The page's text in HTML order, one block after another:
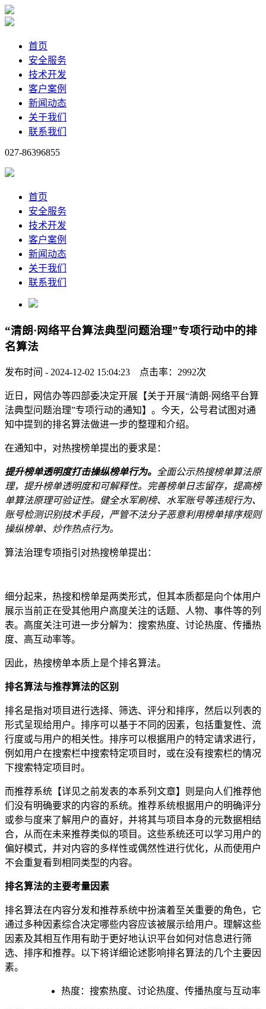
首页
安全服务
技术开发
客户案例
新闻动态
关于我们
联系我们
027-86396855
首页
安全服务
技术开发
客户案例
新闻动态
关于我们
联系我们
“清朗·网络平台算法典型问题治理”专项行动中的排
名算法
发布时间 - 2024-12-02 15:04:23 点击率：2992次
近日，网信办等四部委决定开展【关于开展“清朗·网络平台算
法典型问题治理”专项行动的通知】。今天，公号君试图对通
知中提到的排名算法做进一步的整理和介绍。
在通知中，对热搜榜单提出的要求是：
提升榜单透明度打击操纵榜单行为。 全面公示热搜榜单算法原
理，提升榜单透明度和可解释性。完善榜单日志留存，提高榜
单算法原理可验证性。健全水军刷榜、水军账号等违规行为、
账号检测识别技术手段，严管不法分子恶意利用榜单排序规则
操纵榜单、炒作热点行为。
算法治理专项指引对热搜榜单提出：
细分起来，热搜和榜单是两类形式，但其本质都是向个体用户
展示当前正在受其他用户高度关注的话题、人物、事件等的列
表。高度关注可进一步分解为：搜索热度、讨论热度、传播热
度、高互动率等。
因此，热搜榜单本质上是个排名算法。
排名算法与推荐算法的区别
排名是指对项目进行选择、筛选、评分和排序，然后以列表的
形式呈现给用户。排序可以基于不同的因素，包括重复性、流
行度或与用户的相关性。排序可以根据用户的特定请求进行，
例如用户在搜索栏中搜索特定项目时，或在没有搜索栏的情况
下搜索特定项目时。
而推荐系统【详见之前发表的本系列文章】则是向人们推荐他
们没有明确要求的内容的系统。推荐系统根据用户的明确评分
或参与度来了解用户的喜好，并将其与项目本身的元数据相结
合，从而在未来推荐类似的项目。这些系统还可以学习用户的
偏好模式，并对内容的多样性或偶然性进行优化，从而使用户
不会重复看到相同类型的内容。
排名算法的主要考量因素
排名算法在内容分发和推荐系统中扮演着至关重要的角色，它
通过多种因素综合决定哪些内容应该被展示给用户。理解这些
因素及其相互作用有助于更好地认识平台如何对信息进行筛
选、排序和推荐。以下将详细论述影响排名算法的几个主要因
素。
热度：搜索热度、讨论热度、传播热度与互动率